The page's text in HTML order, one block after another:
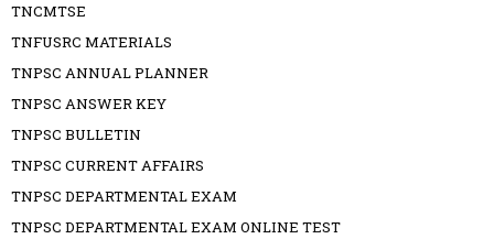
TNCMTSE
TNFUSRC MATERIALS
TNPSC ANNUAL PLANNER
TNPSC ANSWER KEY
TNPSC BULLETIN
TNPSC CURRENT AFFAIRS
TNPSC DEPARTMENTAL EXAM
TNPSC DEPARTMENTAL EXAM ONLINE TEST